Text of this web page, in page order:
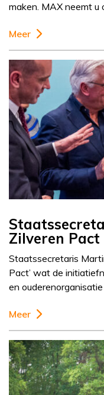
maken. MAX neemt u
Meer
Zilveren Pact
Staatssecretaris
Pact’ wat de
en
Meer